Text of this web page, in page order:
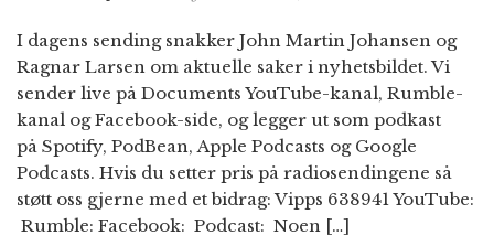
I dagens sending snakker John Martin Johansen og
Ragnar Larsen om aktuelle saker i nyhetsbildet. Vi
sender live på Documents YouTube-kanal, Rumble-
kanal og Facebook-side, og legger ut som podkast
på Spotify, PodBean, Apple Podcasts og Google
Podcasts. Hvis du setter pris på radiosendingene så
støtt oss gjerne med et bidrag: Vipps 638941 YouTube:
Rumble: Facebook: Podcast: Noen […]